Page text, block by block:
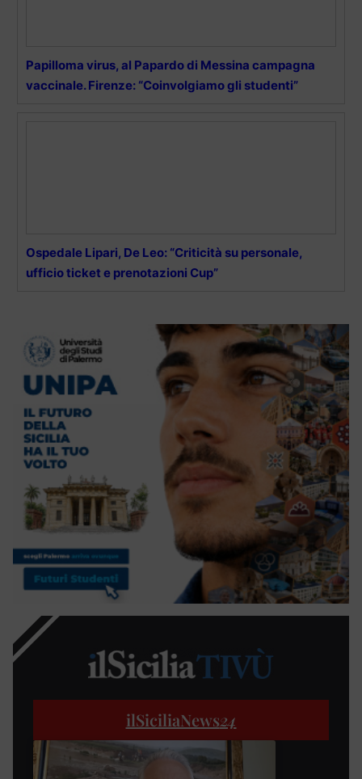
Papilloma virus, al Papardo di Messina campagna
vaccinale. Firenze: “Coinvolgiamo gli studenti”
Ospedale Lipari, De Leo: “Criticità su personale,
ufficio ticket e prenotazioni Cup”
ilSiciliaNews24